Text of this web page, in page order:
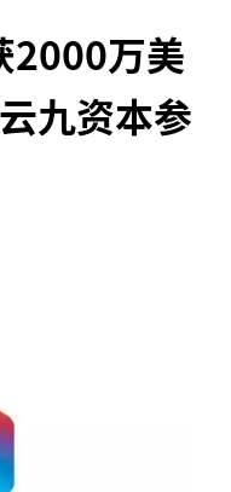
万美
九资本参